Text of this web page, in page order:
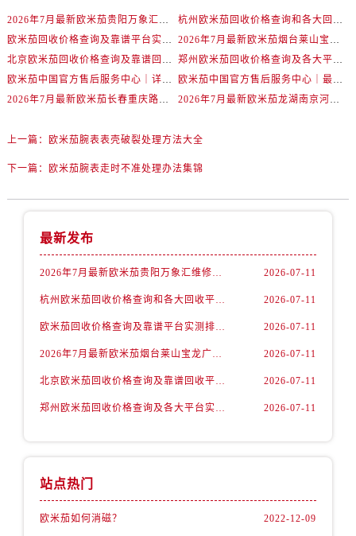
辽宁省锦州市古塔区中央大街欧米茄售后服务中心（需提前预约）
辽宁省辽阳市白塔区新运大街欧米茄售后服务中心（需提前预约）
2026年7月最新欧米茄贵阳万象汇维修保养服务电话
杭州欧米茄回收价格查询和各大回收平台实测排行（2026年7月最新数据）
欧米茄回收价格查询及靠谱平台实测排行(2026年7月最新)
2026年7月最新欧米茄烟台莱山宝龙广场维修保养服务电话
北京欧米茄回收价格查询及靠谱回收平台实测排行（2026年7月最新数据）
郑州欧米茄回收价格查询及各大平台实测排行(2026年7月最新数据)
欧米茄中国官方售后服务中心｜详细地址与售后电话权威信息通知（2026年7月最新）
欧米茄中国官方售后服务中心｜最新维修地址及官方电话权威信息通告（2026年7月最新）
2026年7月最新欧米茄长春重庆路万达广场维修保养服务电话
2026年7月最新欧米茄龙湖南京河西天街维修保养服务电话
上一篇： 欧米茄腕表表壳破裂处理方法大全
下一篇： 欧米茄腕表走时不准处理办法集锦
最新发布
2026年7月最新欧米茄贵阳万象汇维修保养服务电话 2026-07-11
杭州欧米茄回收价格查询和各大回收平台实测排行（2026年7月最新数据） 2026-07-11
欧米茄回收价格查询及靠谱平台实测排行(2026年7月最新) 2026-07-11
2026年7月最新欧米茄烟台莱山宝龙广场维修保养服务电话 2026-07-11
北京欧米茄回收价格查询及靠谱回收平台实测排行（2026年7月最新数据） 2026-07-11
郑州欧米茄回收价格查询及各大平台实测排行(2026年7月最新数据) 2026-07-11
站点热门
欧米茄如何消磁？ 2022-12-09